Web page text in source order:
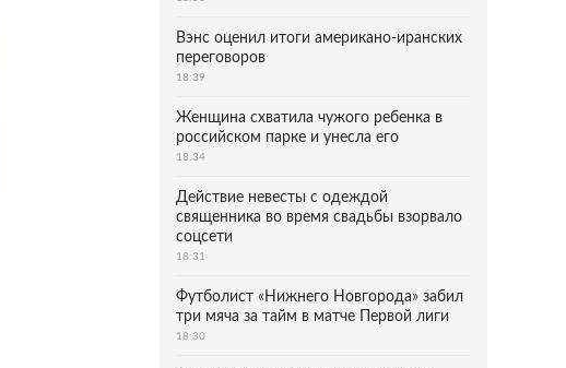
Вэнс оценил итоги американо-иранских
переговоров
18:39
Женщина схватила чужого ребенка в
российском парке и унесла его
18:34
Действие невесты с одеждой
священника во время свадьбы взорвало
соцсети
18:31
Футболист «Нижнего Новгорода» забил
три мяча за тайм в матче Первой лиги
18:30